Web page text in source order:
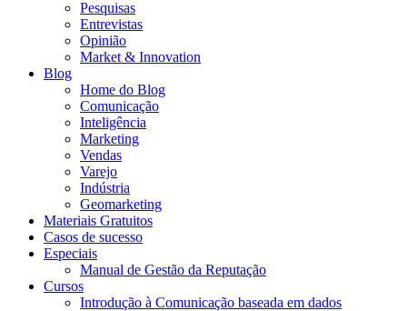
Pesquisas
Entrevistas
Opinião
Market & Innovation
Blog
Home do Blog
Comunicação
Inteligência
Marketing
Vendas
Varejo
Indústria
Geomarketing
Materiais Gratuitos
Casos de sucesso
Especiais
Manual de Gestão da Reputação
Cursos
Introdução à Comunicação baseada em dados